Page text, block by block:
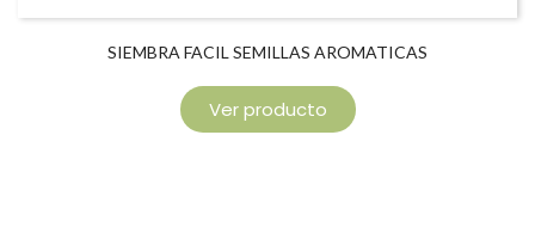
SIEMBRA FACIL SEMILLAS AROMATICAS
Ver producto